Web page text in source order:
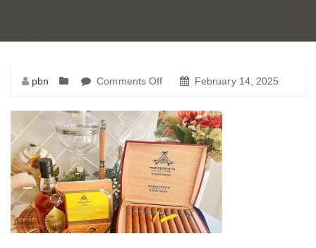
pbn Comments Off
ga-
montecristoshort
February 14, 2025